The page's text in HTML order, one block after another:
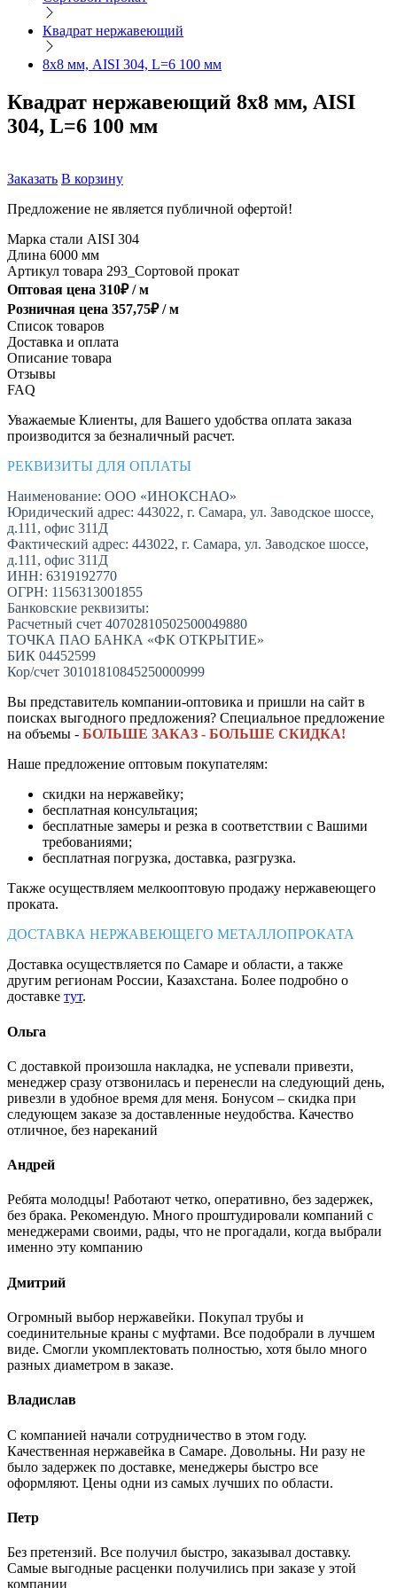
Квадрат нержавеющий
8х8 мм, AISI 304, L=6 100 мм
Квадрат нержавеющий 8х8 мм, AISI
304, L=6 100 мм
Заказать В корзину
Предложение не является публичной офертой!
Марка стали AISI 304
Длина 6000 мм
Артикул товара 293_Сортовой прокат
Оптовая цена 310₽ /м
Розничная цена 357,75₽ /м
Список товаров
Доставка и оплата
Описание товара
Отзывы
FAQ
Уважаемые Клиенты, для Вашего удобства оплата заказа
производится за безналичный расчет.
РЕКВИЗИТЫ ДЛЯ ОПЛАТЫ
Наименование: ООО «ИНОКСНАО»
Юридический адрес: 443022, г. Самара, ул. Заводское шоссе,
д.111, офис 311Д
Фактический адрес: 443022, г. Самара, ул. Заводское шоссе,
д.111, офис 311Д
ИНН: 6319192770
ОГРН: 1156313001855
Банковские реквизиты:
Расчетный счет 40702810502500049880
ТОЧКА ПАО БАНКА «ФК ОТКРЫТИЕ»
БИК 04452599
Кор/счет 30101810845250000999
Вы представитель компании-оптовика и пришли на сайт в
поисках выгодного предложения? Специальное предложение
на объемы - БОЛЬШЕ ЗАКАЗ - БОЛЬШЕ СКИДКА!
Наше предложение оптовым покупателям:
скидки на нержавейку;
бесплатная консультация;
бесплатные замеры и резка в соответствии с Вашими
требованиями;
бесплатная погрузка, доставка, разгрузка.
Также осуществляем мелкооптовую продажу нержавеющего
проката.
ДОСТАВКА НЕРЖАВЕЮЩЕГО МЕТАЛЛОПРОКАТА
Доставка осуществляется по Самаре и области, а также
другим регионам России, Казахстана. Более подробно о
доставке тут.
Ольга
С доставкой произошла накладка, не успевали привезти,
менеджер сразу отзвонилась и перенесли на следующий день,
ривезли в удобное время для меня. Бонусом – скидка при
следующем заказе за доставленные неудобства. Качество
отличное, без нареканий
Андрей
Ребята молодцы! Работают четко, оперативно, без задержек,
без брака. Рекомендую. Много проштудировали компаний с
менеджерами своими, рады, что не прогадали, когда выбрали
именно эту компанию
Дмитрий
Огромный выбор нержавейки. Покупал трубы и
соединительные краны с муфтами. Все подобрали в лучшем
виде. Смогли укомплектовать полностью, хотя было много
разных диаметром в заказе.
Владислав
С компанией начали сотрудничество в этом году.
Качественная нержавейка в Самаре. Довольны. Ни разу не
было задержек по доставке, менеджеры быстро все
оформляют. Цены одни из самых лучших по области.
Петр
Без претензий. Все получил быстро, заказывал доставку.
Самые выгодные расценки получились при заказе у этой
компании